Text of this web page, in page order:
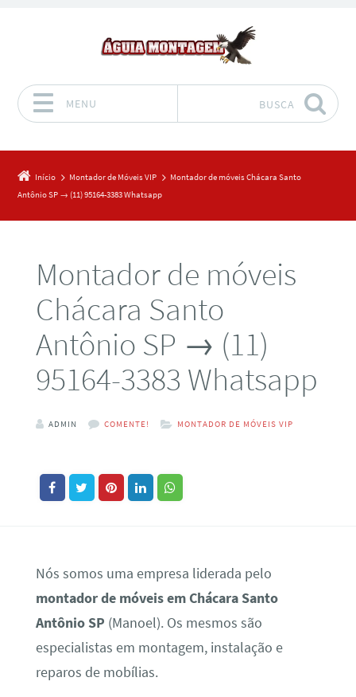
MENU BUSCA
Início Montador de Móveis VIP
Montador de móveis Chácara Santo
Antônio SP → (11) 95164-3383 Whatsapp
Montador de móveis
Chácara Santo
Antônio SP → (11)
95164-3383 Whatsapp
ADMIN COMENTE! MONTADOR DE MÓVEIS VIP
Nós somos uma empresa liderada pelo
montador de móveis em Chácara Santo
Antônio SP (Manoel). Os mesmos são
especialistas em montagem, instalação e
reparos de mobílias.